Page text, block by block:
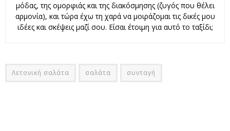
μόδας, της ομορφιάς και της διακόσμησης (ζυγός που θέλει
αρμονία), και τώρα έχω τη χαρά να μοιράζομαι τις δικές μου
ιδέες και σκέψεις μαζί σου. Είσαι έτοιμη για αυτό το ταξίδι;
Λετονική σαλάτα σαλάτα συνταγή